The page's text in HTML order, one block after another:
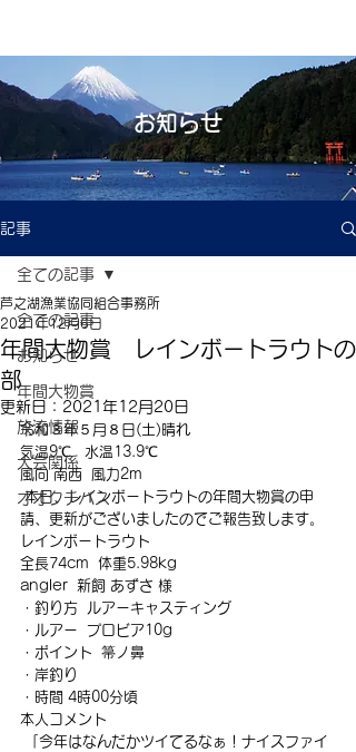
お知らせ
記事
全ての記事
お知らせ
年間大物賞
放流情報
大会関係
オオクチバス
全ての記事
年間大物賞 レインボートラウトの
部
芦之湖漁業協同組合事務所
2021年12月6日
更新日： 2021年12月20日
令和３年５月８日(土)晴れ
気温9℃   水温13.9℃
風向 南西  風力2m
本日、レインボートラウトの年間大物賞の申
請、更新がございましたのでご報告致します。
レインボートラウト
全長74cm  体重5.98kg
angler  新飼 あずさ 様
・釣り方  ルアーキャスティング
・ルアー  プロビア10g
・ポイント  箒ノ鼻
・岸釣り
・時間 4時00分頃
本人コメント